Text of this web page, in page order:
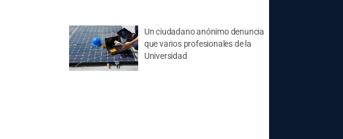
Un ciudadano anónimo denuncia
que varios profesionales de la
Universidad